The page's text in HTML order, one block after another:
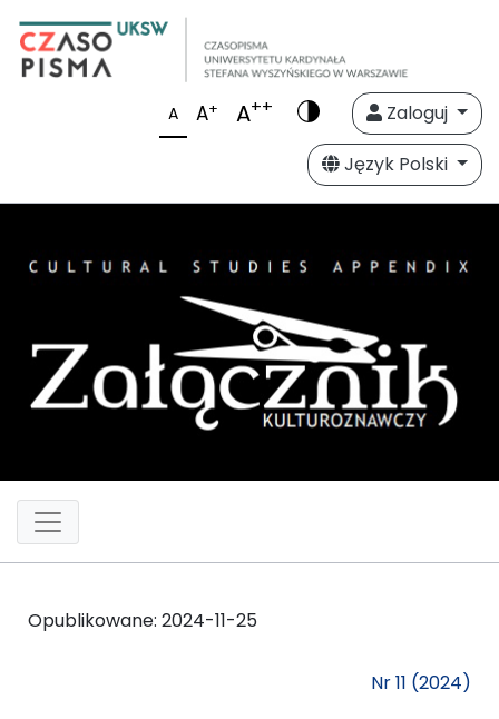
A A+ A++
Zaloguj
Język Polski
Opublikowane: 2024-11-25
Nr 11 (2024)